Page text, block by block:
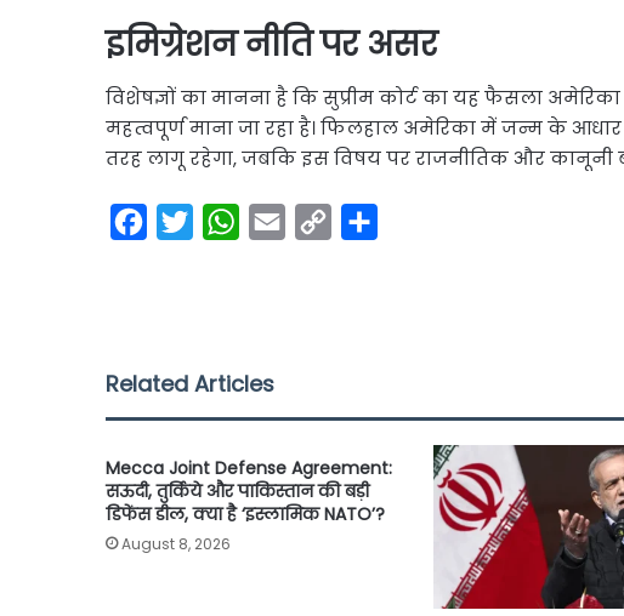
इमिग्रेशन नीति पर असर
विशेषज्ञों का मानना है कि सुप्रीम कोर्ट का यह फैसला
महत्वपूर्ण माना जा रहा है। फिलहाल अमेरिका में जन्म के
तरह लागू रहेगा, जबकि इस विषय पर राजनीतिक और कानूनी
k
W
p
k
Related Articles
Mecca Joint Defense Agreement:
सऊदी, तुर्किये और पाकिस्तान की बड़ी
डिफेंस डील, क्या है ‘इस्लामिक NATO’?
August 8, 2026